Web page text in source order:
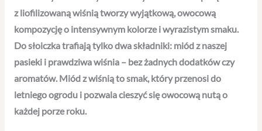
z liofilizowaną wiśnią tworzy wyjątkową, owocową
kompozycję o intensywnym kolorze i wyrazistym smaku.
Do słoiczka trafiają tylko dwa składniki: miód z naszej
pasieki i prawdziwa wiśnia – bez żadnych dodatków czy
aromatów. Miód z wiśnią to smak, który przenosi do
letniego ogrodu i pozwala cieszyć się owocową nutą o
każdej porze roku.